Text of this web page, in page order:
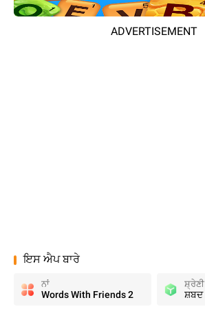
ADVERTISEMENT
ਇਸ ਐਪ ਬਾਰੇ
ਨਾਂ
Words With Friends 2
ਸ਼੍ਰੇਣੀ
ਸ਼ਬਦ